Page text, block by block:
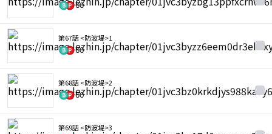
60
第67話 <防波堤>1
60
第68話 <防波堤>2
60
第69話 <防波堤>3